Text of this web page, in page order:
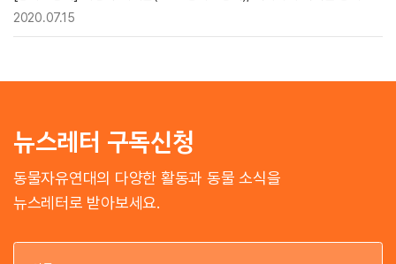
2020.07.15
뉴스레터 구독신청
동물자유연대의 다양한 활동과 동물 소식을
뉴스레터로 받아보세요.